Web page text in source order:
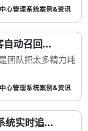
心管理系统案例&资讯
自动召回...
团队把太多精力耗
心管理系统案例&资讯
统实时追...